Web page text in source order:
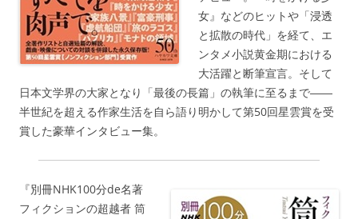
女』などのヒットや「浸透
と拡散の時代」を経て、エ
ンタメ小説黄金期における
大活躍と断筆宣言。そして
日本文学界の大家となり「最後の長篇」の執筆に至るまで――
半世紀を超える作家生活を自ら語り明かして第50回星雲賞を受
賞した豪華インタビュー集。
『別冊NHK100分de名著
フィクションの超越者 筒